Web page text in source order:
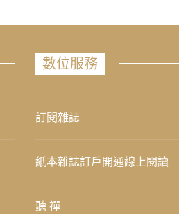
數位服務
訂閱雜誌
紙本雜誌訂戶開通線上閱讀
聽 禪